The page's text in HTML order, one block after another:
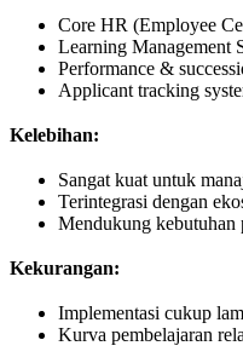
Core HR (Employee
Learning Management
Performance &
Applicant tracking
Kelebihan:
Sangat kuat untuk
Terintegrasi dengan
Mendukung kebutuhan
Kekurangan:
Implementasi cukup
Kurva pembelajaran